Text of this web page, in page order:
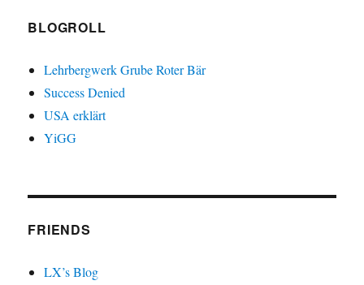
BLOGROLL
Lehrbergwerk Grube Roter Bär
Success Denied
USA erklärt
YiGG
FRIENDS
LX’s Blog